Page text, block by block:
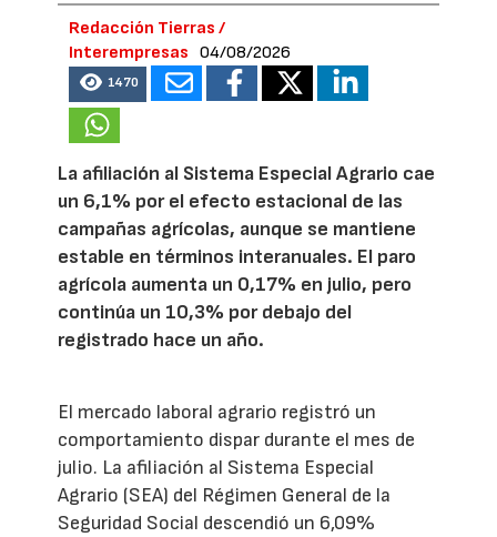
Redacción Tierras /
Interempresas
04/08/2026
1470
La afiliación al Sistema Especial Agrario cae
un 6,1% por el efecto estacional de las
campañas agrícolas, aunque se mantiene
estable en términos interanuales. El paro
agrícola aumenta un 0,17% en julio, pero
continúa un 10,3% por debajo del
registrado hace un año.
El mercado laboral agrario registró un
comportamiento dispar durante el mes de
julio. La afiliación al Sistema Especial
Agrario (SEA) del Régimen General de la
Seguridad Social descendió un 6,09%